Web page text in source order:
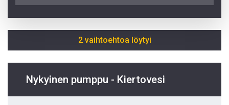
2 vaihtoehtoa löytyi
Nykyinen pumppu - Kiertovesi